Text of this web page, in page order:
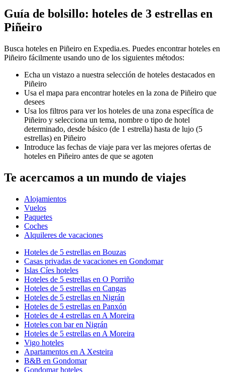
Guía de bolsillo: hoteles de 3 estrellas en
Piñeiro
Busca hoteles en Piñeiro en Expedia.es. Puedes encontrar hoteles en
Piñeiro fácilmente usando uno de los siguientes métodos:
Echa un vistazo a nuestra selección de hoteles destacados en
Piñeiro
Usa el mapa para encontrar hoteles en la zona de Piñeiro que
desees
Usa los filtros para ver los hoteles de una zona específica de
Piñeiro y selecciona un tema, nombre o tipo de hotel
determinado, desde básico (de 1 estrella) hasta de lujo (5
estrellas) en Piñeiro
Introduce las fechas de viaje para ver las mejores ofertas de
hoteles en Piñeiro antes de que se agoten
Te acercamos a un mundo de viajes
Alojamientos
Vuelos
Paquetes
Coches
Alquileres de vacaciones
Hoteles de 5 estrellas en Bouzas
Casas privadas de vacaciones en Gondomar
Islas Cíes hoteles
Hoteles de 5 estrellas en O Porriño
Hoteles de 5 estrellas en Cangas
Hoteles de 5 estrellas en Nigrán
Hoteles de 5 estrellas en Panxón
Hoteles de 4 estrellas en A Moreira
Hoteles con bar en Nigrán
Hoteles de 5 estrellas en A Moreira
Vigo hoteles
Apartamentos en A Xesteira
B&B en Gondomar
Gondomar hoteles